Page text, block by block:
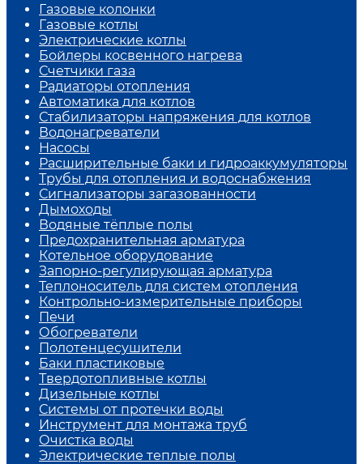
Газовые колонки
Газовые котлы
Электрические котлы
Бойлеры косвенного нагрева
Счетчики газа
Радиаторы отопления
Автоматика для котлов
Стабилизаторы напряжения для котлов
Водонагреватели
Насосы
Расширительные баки и гидроаккумуляторы
Трубы для отопления и водоснабжения
Сигнализаторы загазованности
Дымоходы
Водяные тёплые полы
Предохранительная арматура
Котельное оборудование
Запорно-регулирующая арматура
Теплоноситель для систем отопления
Контрольно-измерительные приборы
Печи
Обогреватели
Полотенцесушители
Баки пластиковые
Твердотопливные котлы
Дизельные котлы
Системы от протечки воды
Инструмент для монтажа труб
Очистка воды
Электрические теплые полы